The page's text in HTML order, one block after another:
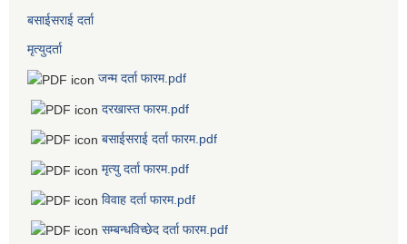
बसाईसराई दर्ता
मृत्युदर्ता
जन्म दर्ता फारम.pdf
दरखास्त फारम.pdf
बसाईसराई दर्ता फारम.pdf
मृत्यु दर्ता फारम.pdf
विवाह दर्ता फारम.pdf
सम्बन्धविच्छेद दर्ता फारम.pdf